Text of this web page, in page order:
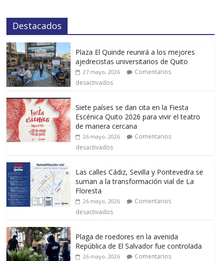
Destacados
Plaza El Quinde reunirá a los mejores
ajedrecistas universitarios de Quito
27 mayo, 2026
Comentarios
desactivados
Siete países se dan cita en la Fiesta
Escénica Quito 2026 para vivir el teatro
de manera cercana
26 mayo, 2026
Comentarios
desactivados
Las calles Cádiz, Sevilla y Pontevedra se
suman a la transformación vial de La
Floresta
26 mayo, 2026
Comentarios
desactivados
Plaga de roedores en la avenida
República de El Salvador fue controlada
26 mayo, 2026
Comentarios